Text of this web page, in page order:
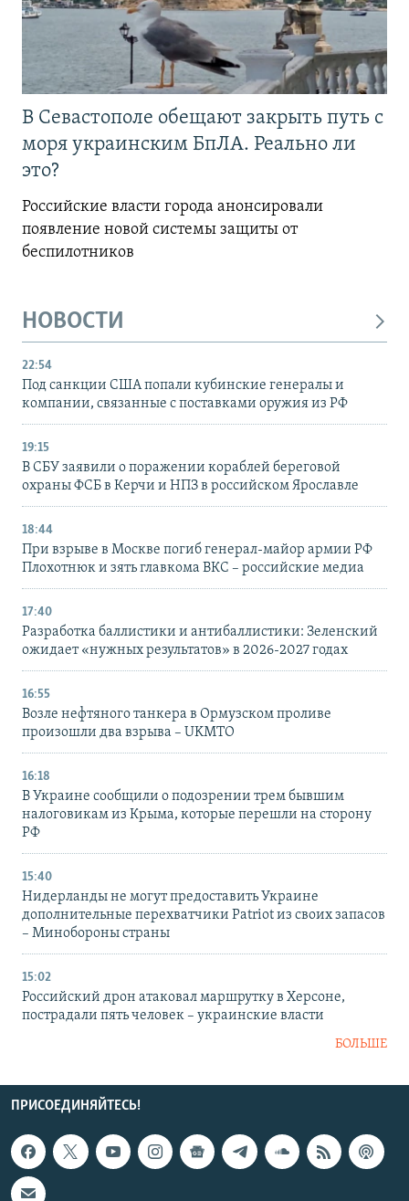
В Севастополе обещают закрыть путь с
моря украинским БпЛА. Реально ли
это?
Российские власти города анонсировали
появление новой системы защиты от
беспилотников
НОВОСТИ
22:54
Под санкции США попали кубинские генералы и
компании, связанные с поставками оружия из РФ
19:15
В СБУ заявили о поражении кораблей береговой
охраны ФСБ в Керчи и НПЗ в российском Ярославле
18:44
При взрыве в Москве погиб генерал-майор армии РФ
Плохотнюк и зять главкома ВКС – российские медиа
17:40
Разработка баллистики и антибаллистики: Зеленский
ожидает «нужных результатов» в 2026-2027 годах
16:55
Возле нефтяного танкера в Ормузском проливе
произошли два взрыва – UKMTO
16:18
В Украине сообщили о подозрении трем бывшим
налоговикам из Крыма, которые перешли на сторону
РФ
15:40
Нидерланды не могут предоставить Украине
дополнительные перехватчики Patriot из своих запасов
– Минобороны страны
15:02
Российский дрон атаковал маршрутку в Херсоне,
пострадали пять человек – украинские власти
БОЛЬШЕ
ПРИСОЕДИНЯЙТЕСЬ!